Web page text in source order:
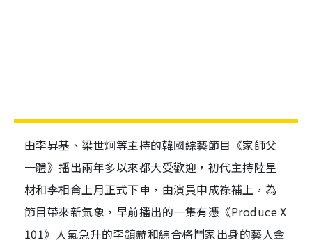
由李昇基、梁世炯等主持的韓國綜藝節目《家師父
一體》播出兩年多以來都大受歡迎，初代主持陸星
材和李相侖上月正式下車，由演員申成祿補上，為
節目帶來新氣象，早前播出的一集有憑《Produce X
101》人氣急升的李鎮赫和綜合格鬥家出身的藝人金